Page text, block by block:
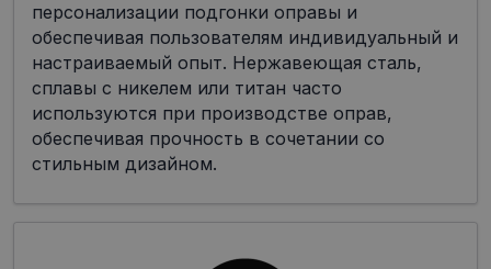
персонализации подгонки оправы и
обеспечивая пользователям индивидуальный и
настраиваемый опыт. Нержавеющая сталь,
сплавы с никелем или титан часто
используются при производстве оправ,
обеспечивая прочность в сочетании со
стильным дизайном.